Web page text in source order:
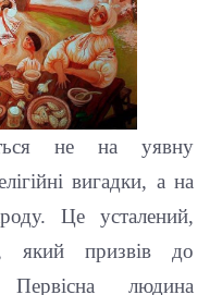
не на уявну
вигадки, а на
Це усталений,
який призвів до
Первісна людина